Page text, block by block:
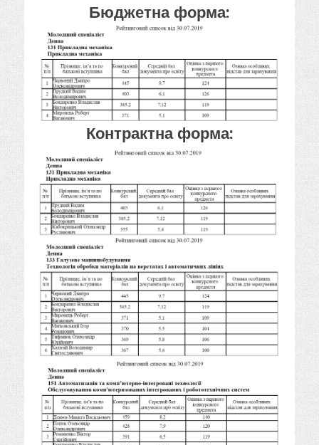
к
а
н
о
т
о
Бюджетна форма:
Контрактна форма: